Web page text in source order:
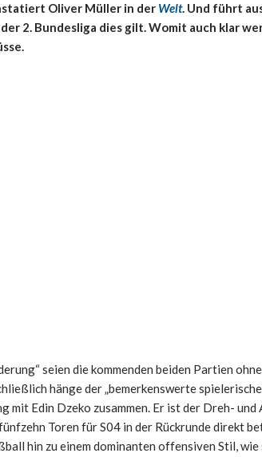
Oliver Müller in der Welt. Und führt
2. Bundesliga dies gilt. Womit auch klar
seien die kommenden beiden Partien
hänge der „bemerkenswerte
mit Edin Dzeko zusammen. Er ist der Dreh-
Toren für S04 in der Rückrunde direkt
hin zu einem dominanten offensiven Stil,